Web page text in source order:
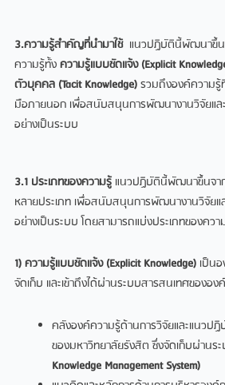
3.ความรู้สำคัญที่นำมาใช้ แนวปฏิบัตินี้พัฒนาขึ้น
ความรู้ทั้งความรู้แบบชัดแจ้ง (Explicit
ตัวบุคคล (Tacit Knowledge)รวมถึงองค์ความรู้
มือภายนอก เพื่อสนับสนุนการพัฒนางานวิจัยแล
อย่างเป็นระบบ
3.1 ประเภทของความรู้ แนวปฏิบัตินี้พัฒนาขึ้นจา
หลายประเภท เพื่อสนับสนุนการพัฒนางานวิจัย
อย่างเป็นระบบ โดยสามารถแบ่งประเภทของคว
1) ความรู้แบบชัดแจ้ง (Explicit Knowledge) เป็น
จัดเก็บ และเข้าถึงได้ผ่านระบบสารสนเทศขององ
คลังองค์ความรู้ด้านการวิจัยและแนวปฏิ
ของมหาวิทยาลัยรังสิต ซึ่งจัดเก็บผ่านร
Knowledge Management System)